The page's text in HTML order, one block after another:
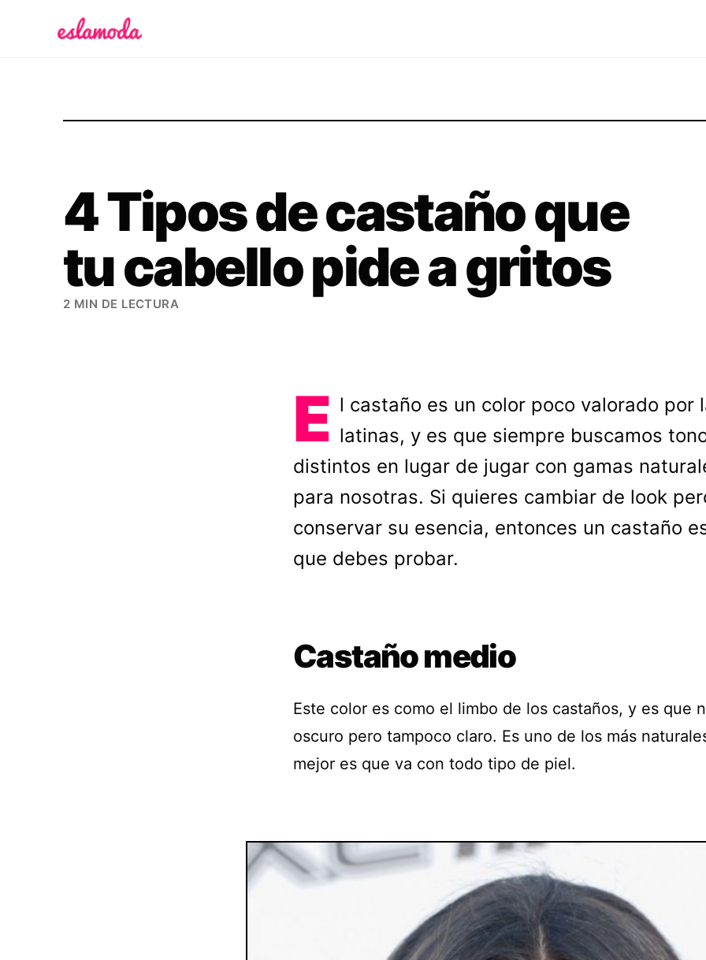
4 Tipos de castaño que
tu cabello pide a gritos
2 MIN DE LECTURA
E l castaño es un color poco valorado por
latinas, y es que siempre buscamos
distintos en lugar de jugar con gamas
para nosotras. Si quieres cambiar de look
conservar su esencia, entonces un castaño
que debes probar.
Castaño medio
Este color es como el limbo de los castaños, y es que
oscuro pero tampoco claro. Es uno de los más
mejor es que va con todo tipo de piel.